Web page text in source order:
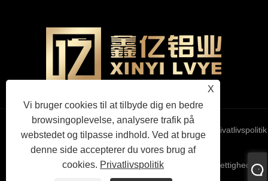
X
Vi bruger cookies til at tilbyde dig en bedre
browsingoplevelse, analysere trafik på
webstedet og tilpasse indhold. Ved at bruge
denne side accepterer du vores brug af
cookies. Privatlivspolitik
Links Sitemap RSS XML Privatlivspolitik
Copyright © 2025 Tianjin Xinyi Aluminium Co., Ltd. Alle rettigheder
forbeholdes.